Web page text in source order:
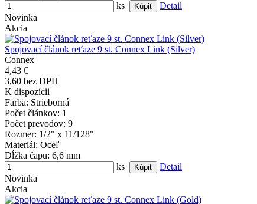
ks
Detail
Novinka
Akcia
Spojovací článok reťaze 9 st. Connex Link (Silver)
Connex
4,43 €
3,60 bez DPH
K dispozícii
Farba: Strieborná
Počet článkov: 1
Počet prevodov: 9
Rozmer: 1/2" x 11/128"
Materiál: Oceľ
Dĺžka čapu: 6,6 mm
ks
Detail
Novinka
Akcia